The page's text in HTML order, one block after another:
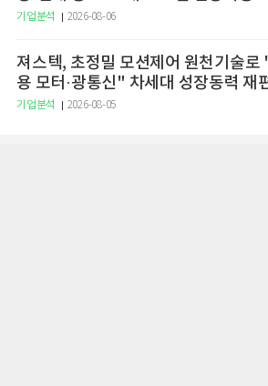
기업분석 2026-08-06
져스텍, 초정밀 모션제어 원천기술로
용 모터·광통신" 차세대 성장동력 재
기업분석 2026-08-05